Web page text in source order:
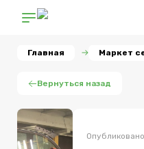
Главная Маркет
Вернуться назад
Опубликовано